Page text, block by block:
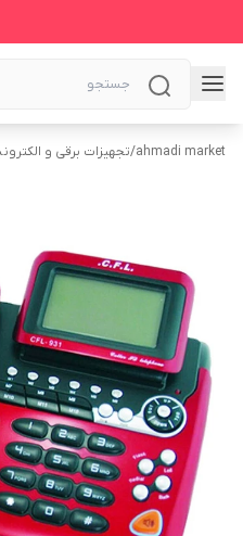
ahmadi market
/تجهیزات برقی و